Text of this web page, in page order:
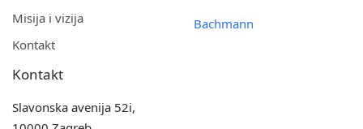
Misija i vizija
Kontakt
Bachmann
Kontakt
Slavonska avenija 52i,